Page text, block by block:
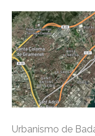
Urbanismo de